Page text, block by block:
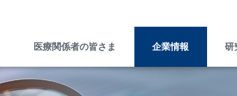
キャンセル
医療関係者の皆さま 企業情報 研